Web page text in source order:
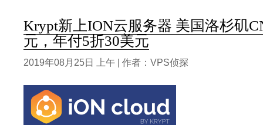
Krypt新上ION云服务器 美国洛杉矶
元，年付5折30美元
2019年08月25日 上午 | 作者：VPS侦探